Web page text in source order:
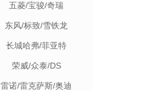
五菱/宝骏/奇瑞
东风/标致/雪铁龙
长城哈弗/菲亚特
荣威/众泰/DS
雷诺/雷克萨斯/奥迪